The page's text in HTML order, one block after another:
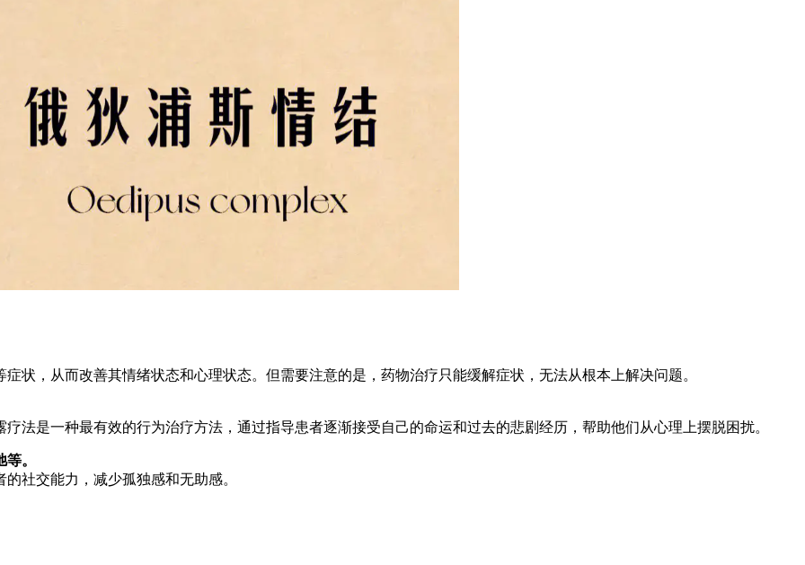
状，从而改善其情绪状态和心理状态。但需要注意的是，药物治疗只能缓解症状，无法从根本上解决问题。
法是一种最有效的行为治疗方法，通过指导患者逐渐接受自己的命运和过去的悲剧经历，帮助他们从心理上摆脱困扰。
。
社交能力，减少孤独感和无助感。